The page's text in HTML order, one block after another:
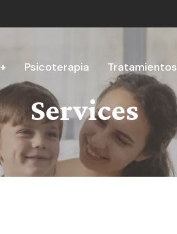
Psicoterapia Tratamientos
Services